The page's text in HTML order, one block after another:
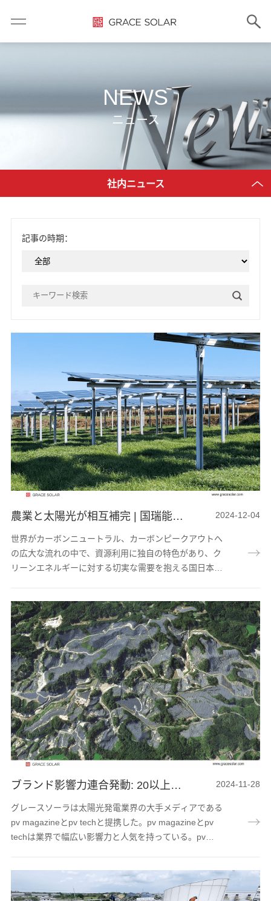
NEWS
ニュース
社内ニュース
記事の時期：
農業と太陽光が相互補完 | 国瑞能の日本40MW営農型太陽光発電に焦点を当てる 2024-12-04
世界がカーボンニュートラル、カーボンピークアウトへ
の広大な流れの中で、資源利用に独自の特色があり、ク
リーンエネルギーに対する切実な需要を抱える国日本
力と革新的な方案により、注目される成功モデルを作り
上げ、現地の持続可能な発展に力強い原動力を注ぎ込ん
でいる。効果と利益が顕著で、営農型太陽光発電は農耕
と高効率発電を両立する 太陽光発電+農業の組み合わせ
は多くのメリットを示している。農業と発電の協同に
お...
ブランド影響力連合発動: 20以上のメディアで世界に推薦されたグレースソーラー 2024-11-28
グレースソーラは太陽光発電業界の大手メディアである
pv magazineとpv techと提携した。pv magazineとpv
techは業界で幅広い影響力と人気を持っている。pv
techは太陽光発電業界で10年以上の経験を持っており、
様々な有名な国のサイトをカバーし、ウェブサイトのヒ